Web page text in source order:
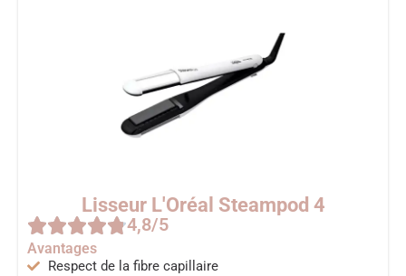
Lisseur L'Oréal Steampod 4
4,8/5
Avantages
Respect de la fibre capillaire